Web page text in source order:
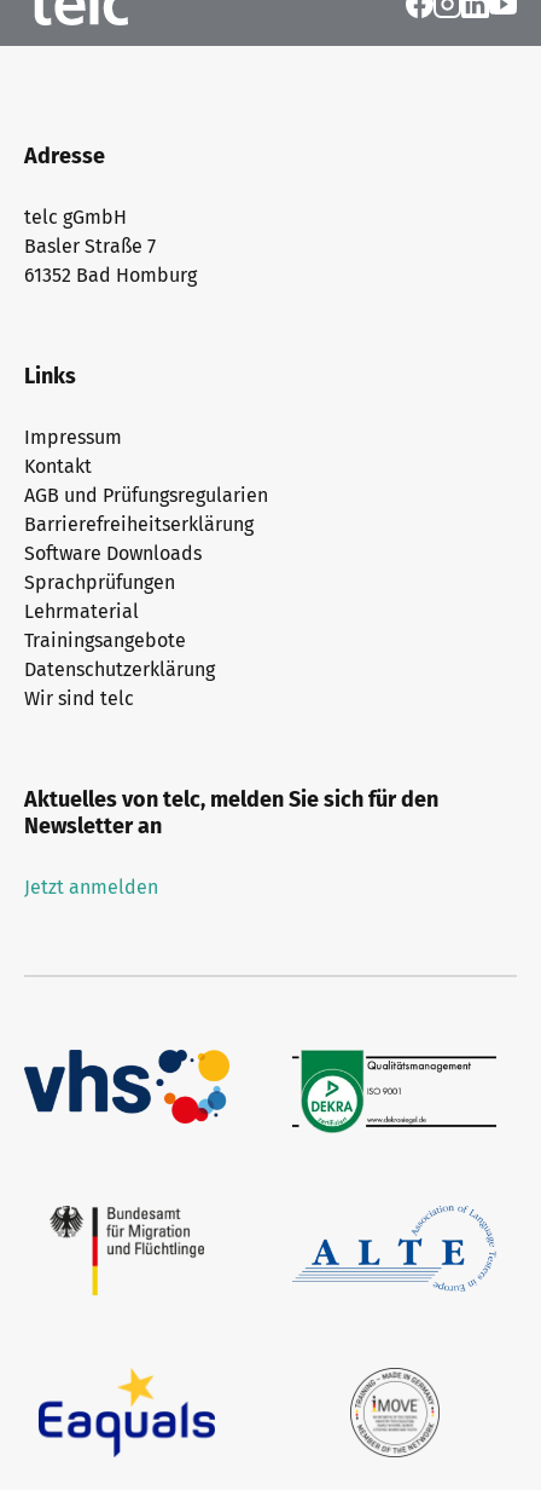
Adresse
telc gGmbH
Basler Straße 7
61352 Bad Homburg
Links
Impressum
Kontakt
AGB und Prüfungsregularien
Barrierefreiheitserklärung
Software Downloads
Sprachprüfungen
Lehrmaterial
Trainingsangebote
Datenschutzerklärung
Wir sind telc
Aktuelles von telc, melden Sie sich für den
Newsletter an
Jetzt anmelden